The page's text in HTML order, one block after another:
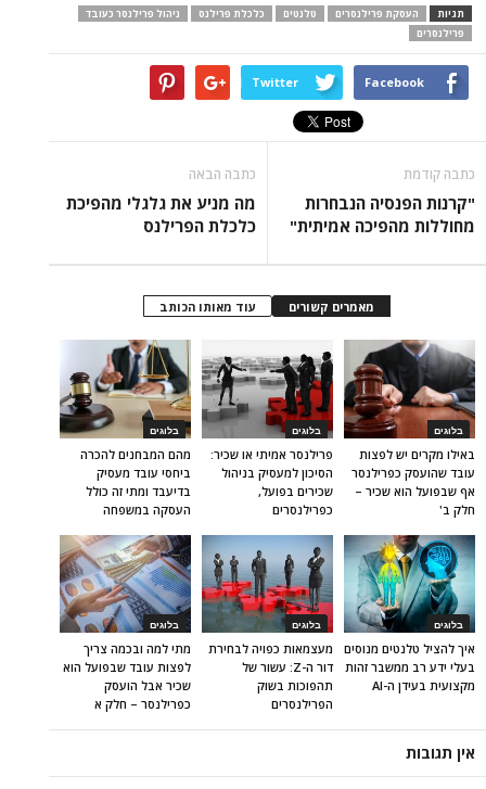
תגיות העסקת פרילנסרים טלנטים כלכלת פרילנס
ניהול פרילנסר כעובד
פרילנסרים
Facebook
Twitter
כתבה קודמת
"קרנות הפנסיה הנבחרות
מחוללות מהפיכה אמיתית"
כתבה הבאה
מה מניע את גלגלי מהפיכת
כלכלת הפרילנס
מאמרים קשורים עוד מאותו הכותב
בלוגים
מהם המבחנים להכרה
ביחסי עובד מעסיק
בדיעבד ומתי זה כולל
העסקה במשפחה
בלוגים
פרילנסר אמיתי או שכיר:
הסיכון למעסיק בניהול
שכירים בפועל,
כפרילנסרים
בלוגים
באילו מקרים יש לפצות
עובד שהועסק כפרילנסר
אף שבפועל הוא שכיר –
חלק ב'
בלוגים
מתי למה ובכמה צריך
לפצות עובד שבפועל הוא
שכיר אבל הועסק
כפרילנסר – חלק א
בלוגים
מעצמאות כפויה לבחירת
דור ה-Z: עשור של
תהפוכות בשוק
הפרילנסרים
בלוגים
איך להציל טלנטים מנוסים
בעלי ידע רב ממשבר זהות
מקצועית בעידן ה-AI
אין תגובות